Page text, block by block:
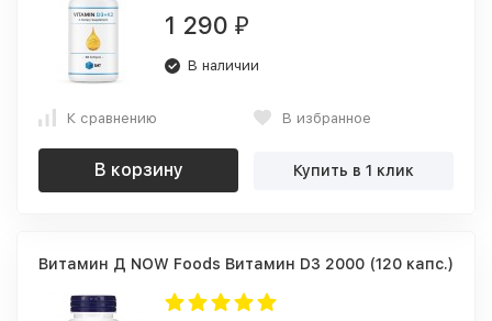
1 290 ₽
В наличии
К сравнению В избранное
В корзину Купить в 1 клик
Витамин Д NOW Foods Витамин D3 2000 (120 капс.)